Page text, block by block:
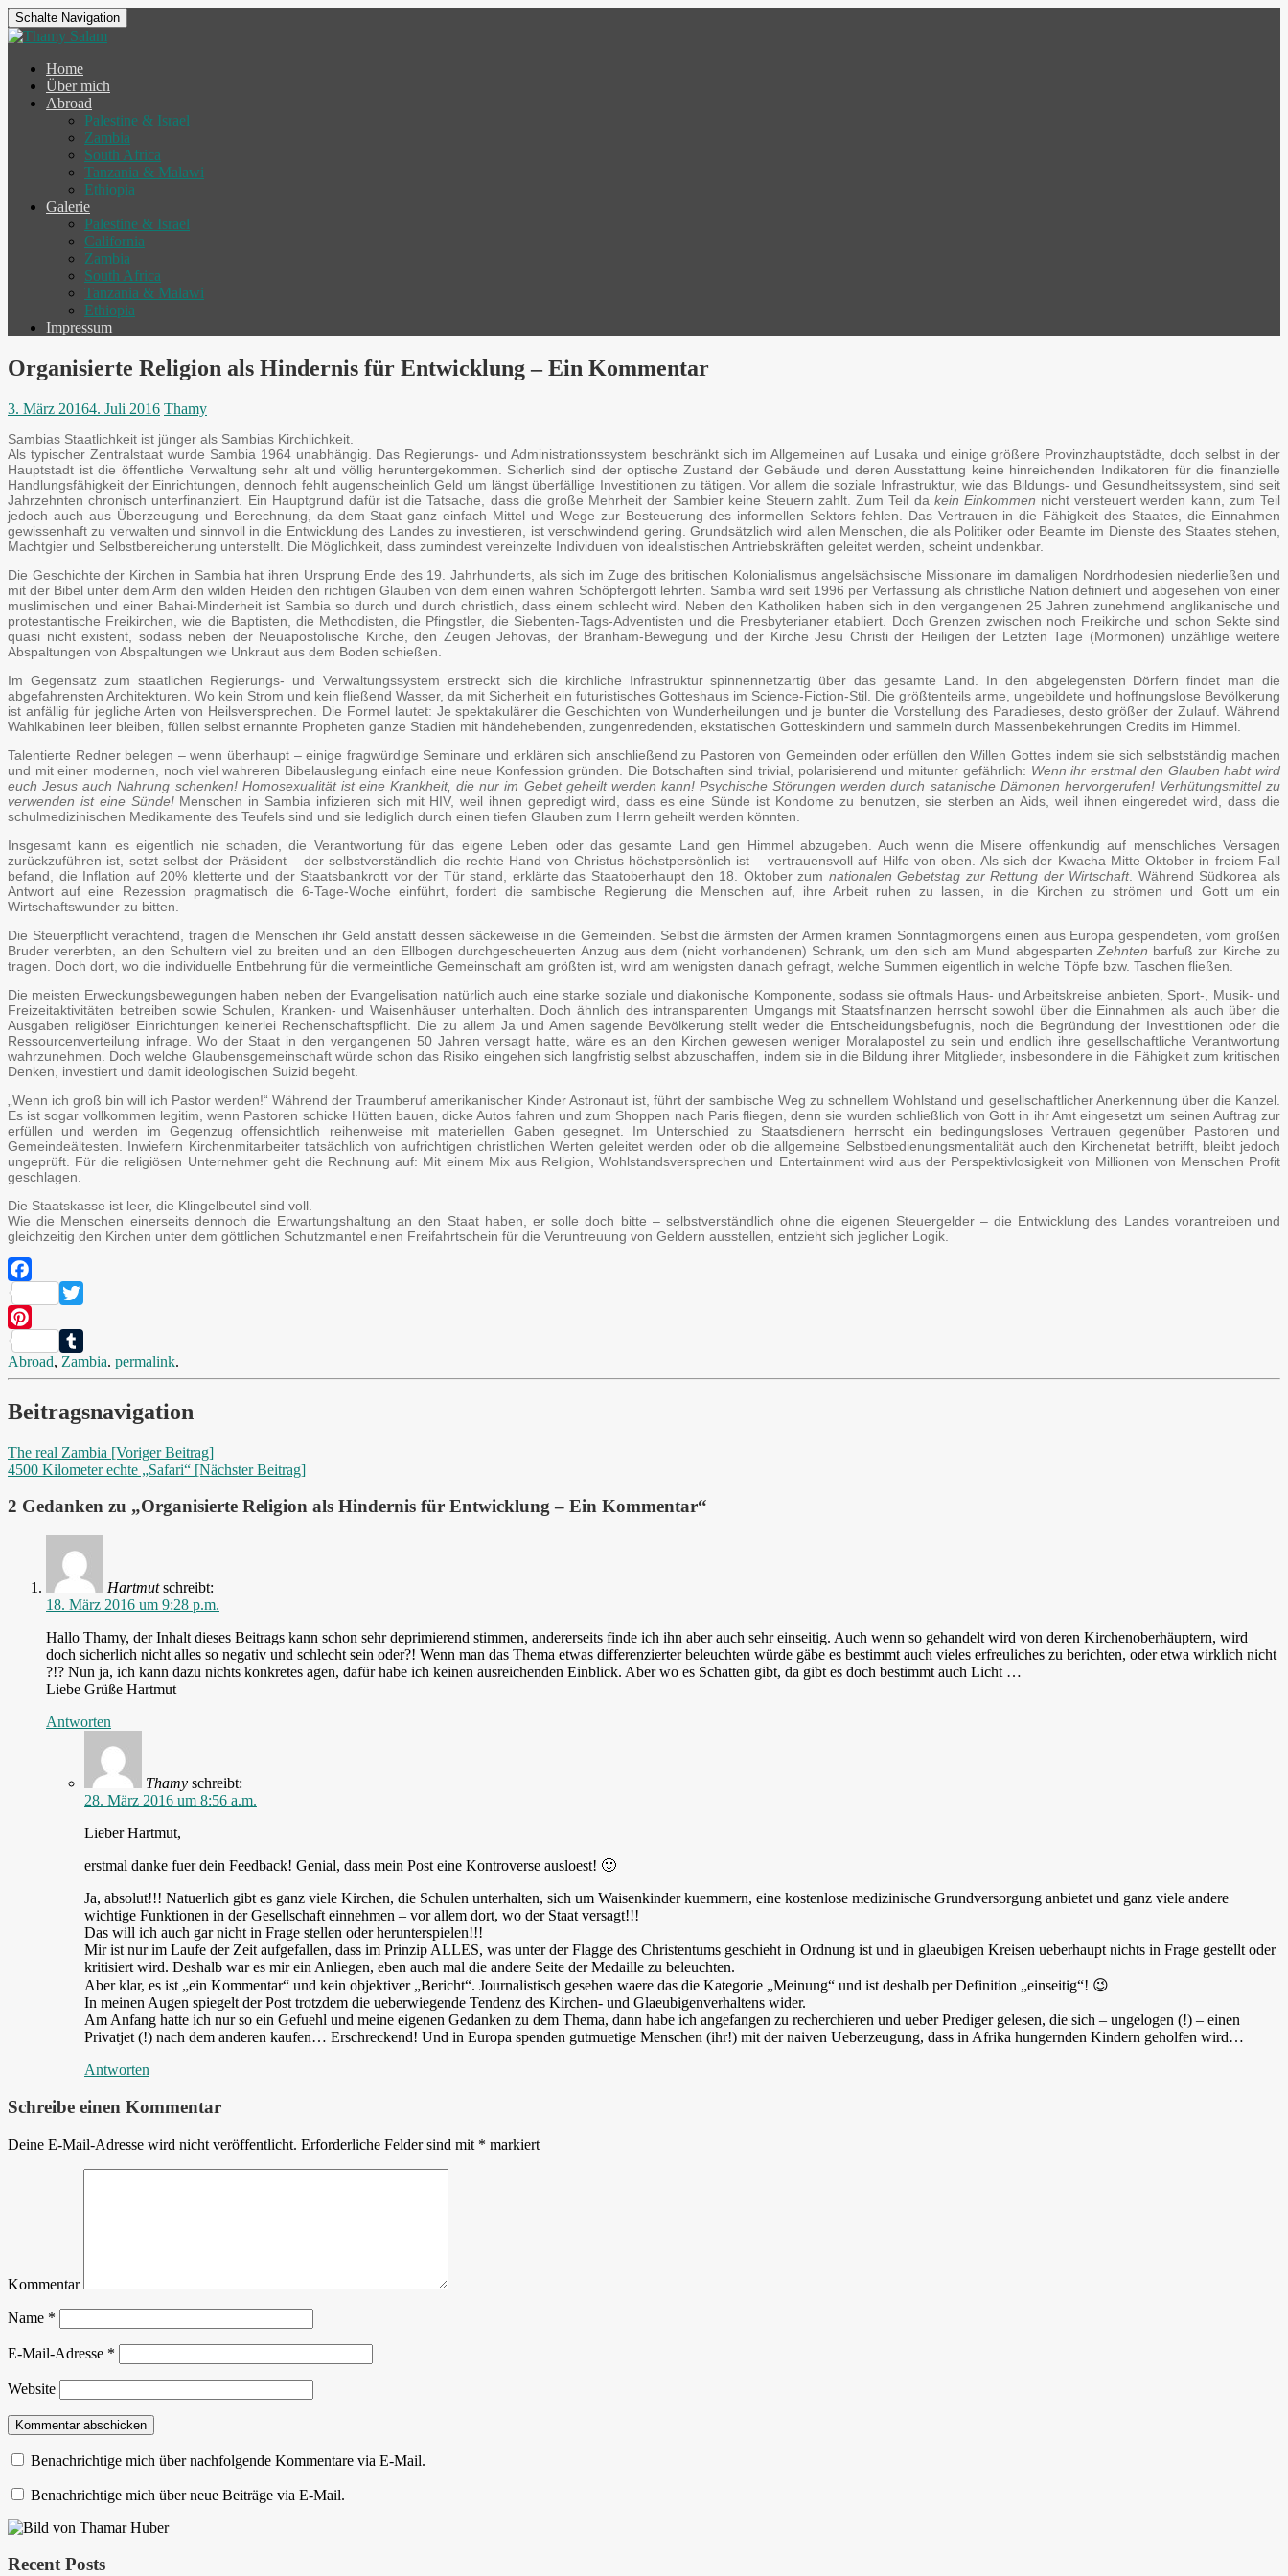
Schalte Navigation
Home
Über mich
Abroad
Palestine & Israel
Zambia
South Africa
Tanzania & Malawi
Ethiopia
Galerie
Palestine & Israel
California
Zambia
South Africa
Tanzania & Malawi
Ethiopia
Impressum
Organisierte Religion als Hindernis für Entwicklung – Ein Kommentar
3. März 20164. Juli 2016 Thamy
Sambias Staatlichkeit ist jünger als Sambias Kirchlichkeit.
Als typischer Zentralstaat wurde Sambia 1964 unabhängig. Das Regierungs- und Administrationssystem beschränkt sich im Allgemeinen auf Lusaka und einige größere Provinzhauptstädte, doch selbst in der
Hauptstadt ist die öffentliche Verwaltung sehr alt und völlig heruntergekommen. Sicherlich sind der optische Zustand der Gebäude und deren Ausstattung keine hinreichenden Indikatoren für die finanzielle
Handlungsfähigkeit der Einrichtungen, dennoch fehlt augenscheinlich Geld um längst überfällige Investitionen zu tätigen. Vor allem die soziale Infrastruktur, wie das Bildungs- und Gesundheitssystem, sind seit
Jahrzehnten chronisch unterfinanziert. Ein Hauptgrund dafür ist die Tatsache, dass die große Mehrheit der Sambier keine Steuern zahlt. Zum Teil da kein Einkommen nicht versteuert werden kann, zum Teil
jedoch auch aus Überzeugung und Berechnung, da dem Staat ganz einfach Mittel und Wege zur Besteuerung des informellen Sektors fehlen. Das Vertrauen in die Fähigkeit des Staates, die Einnahmen
gewissenhaft zu verwalten und sinnvoll in die Entwicklung des Landes zu investieren, ist verschwindend gering. Grundsätzlich wird allen Menschen, die als Politiker oder Beamte im Dienste des Staates stehen,
Machtgier und Selbstbereicherung unterstellt. Die Möglichkeit, dass zumindest vereinzelte Individuen von idealistischen Antriebskräften geleitet werden, scheint undenkbar.
Die Geschichte der Kirchen in Sambia hat ihren Ursprung Ende des 19. Jahrhunderts, als sich im Zuge des britischen Kolonialismus angelsächsische Missionare im damaligen Nordrhodesien niederließen und
mit der Bibel unter dem Arm den wilden Heiden den richtigen Glauben von dem einen wahren Schöpfergott lehrten. Sambia wird seit 1996 per Verfassung als christliche Nation definiert und abgesehen von einer
muslimischen und einer Bahai-Minderheit ist Sambia so durch und durch christlich, dass einem schlecht wird. Neben den Katholiken haben sich in den vergangenen 25 Jahren zunehmend anglikanische und
protestantische Freikirchen, wie die Baptisten, die Methodisten, die Pfingstler, die Siebenten-Tags-Adventisten und die Presbyterianer etabliert. Doch Grenzen zwischen noch Freikirche und schon Sekte sind
quasi nicht existent, sodass neben der Neuapostolische Kirche, den Zeugen Jehovas, der Branham-Bewegung und der Kirche Jesu Christi der Heiligen der Letzten Tage (Mormonen) unzählige weitere
Abspaltungen von Abspaltungen wie Unkraut aus dem Boden schießen.
Im Gegensatz zum staatlichen Regierungs- und Verwaltungssystem erstreckt sich die kirchliche Infrastruktur spinnennetzartig über das gesamte Land. In den abgelegensten Dörfern findet man die
abgefahrensten Architekturen. Wo kein Strom und kein fließend Wasser, da mit Sicherheit ein futuristisches Gotteshaus im Science-Fiction-Stil. Die größtenteils arme, ungebildete und hoffnungslose Bevölkerung
ist anfällig für jegliche Arten von Heilsversprechen. Die Formel lautet: Je spektakulärer die Geschichten von Wunderheilungen und je bunter die Vorstellung des Paradieses, desto größer der Zulauf. Während
Wahlkabinen leer bleiben, füllen selbst ernannte Propheten ganze Stadien mit händehebenden, zungenredenden, ekstatischen Gotteskindern und sammeln durch Massenbekehrungen Credits im Himmel.
Talentierte Redner belegen – wenn überhaupt – einige fragwürdige Seminare und erklären sich anschließend zu Pastoren von Gemeinden oder erfüllen den Willen Gottes indem sie sich selbstständig machen
und mit einer modernen, noch viel wahreren Bibelauslegung einfach eine neue Konfession gründen. Die Botschaften sind trivial, polarisierend und mitunter gefährlich: Wenn ihr erstmal den Glauben habt wird
euch Jesus auch Nahrung schenken! Homosexualität ist eine Krankheit, die nur im Gebet geheilt werden kann! Psychische Störungen werden durch satanische Dämonen hervorgerufen! Verhütungsmittel zu
verwenden ist eine Sünde!Menschen in Sambia infizieren sich mit HIV, weil ihnen gepredigt wird, dass es eine Sünde ist Kondome zu benutzen, sie sterben an Aids, weil ihnen eingeredet wird, dass die
schulmedizinischen Medikamente des Teufels sind und sie lediglich durch einen tiefen Glauben zum Herrn geheilt werden könnten.
Insgesamt kann es eigentlich nie schaden, die Verantwortung für das eigene Leben oder das gesamte Land gen Himmel abzugeben. Auch wenn die Misere offenkundig auf menschliches Versagen
zurückzuführen ist, setzt selbst der Präsident – der selbstverständlich die rechte Hand von Christus höchstpersönlich ist – vertrauensvoll auf Hilfe von oben. Als sich der Kwacha Mitte Oktober in freiem Fall
befand, die Inflation auf 20% kletterte und der Staatsbankrott vor der Tür stand, erklärte das Staatoberhaupt den 18. Oktober zum nationalen Gebetstag zur Rettung der Wirtschaft. Während Südkorea als
Antwort auf eine Rezession pragmatisch die 6-Tage-Woche einführt, fordert die sambische Regierung die Menschen auf, ihre Arbeit ruhen zu lassen, in die Kirchen zu strömen und Gott um ein
Wirtschaftswunder zu bitten.
Die Steuerpflicht verachtend, tragen die Menschen ihr Geld anstatt dessen säckeweise in die Gemeinden. Selbst die ärmsten der Armen kramen Sonntagmorgens einen aus Europa gespendeten, vom großen
Bruder vererbten, an den Schultern viel zu breiten und an den Ellbogen durchgescheuerten Anzug aus dem (nicht vorhandenen) Schrank, um den sich am Mund abgesparten Zehnten barfuß zur Kirche zu
tragen. Doch dort, wo die individuelle Entbehrung für die vermeintliche Gemeinschaft am größten ist, wird am wenigsten danach gefragt, welche Summen eigentlich in welche Töpfe bzw. Taschen fließen.
Die meisten Erweckungsbewegungen haben neben der Evangelisation natürlich auch eine starke soziale und diakonische Komponente, sodass sie oftmals Haus- und Arbeitskreise anbieten, Sport-, Musik- und
Freizeitaktivitäten betreiben sowie Schulen, Kranken- und Waisenhäuser unterhalten. Doch ähnlich des intransparenten Umgangs mit Staatsfinanzen herrscht sowohl über die Einnahmen als auch über die
Ausgaben religiöser Einrichtungen keinerlei Rechenschaftspflicht. Die zu allem Ja und Amen sagende Bevölkerung stellt weder die Entscheidungsbefugnis, noch die Begründung der Investitionen oder die
Ressourcenverteilung infrage. Wo der Staat in den vergangenen 50 Jahren versagt hatte, wäre es an den Kirchen gewesen weniger Moralapostel zu sein und endlich ihre gesellschaftliche Verantwortung
wahrzunehmen. Doch welche Glaubensgemeinschaft würde schon das Risiko eingehen sich langfristig selbst abzuschaffen, indem sie in die Bildung ihrer Mitglieder, insbesondere in die Fähigkeit zum kritischen
Denken, investiert und damit ideologischen Suizid begeht.
„Wenn ich groß bin will ich Pastor werden!“ Während der Traumberuf amerikanischer Kinder Astronaut ist, führt der sambische Weg zu schnellem Wohlstand und gesellschaftlicher Anerkennung über die Kanzel.
Es ist sogar vollkommen legitim, wenn Pastoren schicke Hütten bauen, dicke Autos fahren und zum Shoppen nach Paris fliegen, denn sie wurden schließlich von Gott in ihr Amt eingesetzt um seinen Auftrag zur
erfüllen und werden im Gegenzug offensichtlich reihenweise mit materiellen Gaben gesegnet. Im Unterschied zu Staatsdienern herrscht ein bedingungsloses Vertrauen gegenüber Pastoren und
Gemeindeältesten. Inwiefern Kirchenmitarbeiter tatsächlich von aufrichtigen christlichen Werten geleitet werden oder ob die allgemeine Selbstbedienungsmentalität auch den Kirchenetat betrifft, bleibt jedoch
ungeprüft. Für die religiösen Unternehmer geht die Rechnung auf: Mit einem Mix aus Religion, Wohlstandsversprechen und Entertainment wird aus der Perspektivlosigkeit von Millionen von Menschen Profit
geschlagen.
Die Staatskasse ist leer, die Klingelbeutel sind voll.
Wie die Menschen einerseits dennoch die Erwartungshaltung an den Staat haben, er solle doch bitte – selbstverständlich ohne die eigenen Steuergelder – die Entwicklung des Landes vorantreiben und
gleichzeitig den Kirchen unter dem göttlichen Schutzmantel einen Freifahrtschein für die Veruntreuung von Geldern ausstellen, entzieht sich jeglicher Logik.
Facebook
Twitter
Pinterest
Tumblr
Abroad, Zambia. permalink.
Beitragsnavigation
The real Zambia [Voriger Beitrag]
4500 Kilometer echte „Safari“ [Nächster Beitrag]
2 Gedanken zu „Organisierte Religion als Hindernis für Entwicklung – Ein Kommentar“
Hartmut schreibt:
18. März 2016 um 9:28 p.m.
Hallo Thamy, der Inhalt dieses Beitrags kann schon sehr deprimierend stimmen, andererseits finde ich ihn aber auch sehr einseitig. Auch wenn so gehandelt wird von deren Kirchenoberhäuptern, wird
doch sicherlich nicht alles so negativ und schlecht sein oder?! Wenn man das Thema etwas differenzierter beleuchten würde gäbe es bestimmt auch vieles erfreuliches zu berichten, oder etwa wirklich nicht
?!? Nun ja, ich kann dazu nichts konkretes agen, dafür habe ich keinen ausreichenden Einblick. Aber wo es Schatten gibt, da gibt es doch bestimmt auch Licht …
Liebe Grüße Hartmut
Antworten
Thamy schreibt:
28. März 2016 um 8:56 a.m.
Lieber Hartmut,
erstmal danke fuer dein Feedback! Genial, dass mein Post eine Kontroverse ausloest! 🙂
Ja, absolut!!! Natuerlich gibt es ganz viele Kirchen, die Schulen unterhalten, sich um Waisenkinder kuemmern, eine kostenlose medizinische Grundversorgung anbietet und ganz viele andere
wichtige Funktionen in der Gesellschaft einnehmen – vor allem dort, wo der Staat versagt!!!
Das will ich auch gar nicht in Frage stellen oder herunterspielen!!!
Mir ist nur im Laufe der Zeit aufgefallen, dass im Prinzip ALLES, was unter der Flagge des Christentums geschieht in Ordnung ist und in glaeubigen Kreisen ueberhaupt nichts in Frage gestellt oder
kritisiert wird. Deshalb war es mir ein Anliegen, eben auch mal die andere Seite der Medaille zu beleuchten.
Aber klar, es ist „ein Kommentar“ und kein objektiver „Bericht“. Journalistisch gesehen waere das die Kategorie „Meinung“ und ist deshalb per Definition „einseitig“! 😉
In meinen Augen spiegelt der Post trotzdem die ueberwiegende Tendenz des Kirchen- und Glaeubigenverhaltens wider.
Am Anfang hatte ich nur so ein Gefuehl und meine eigenen Gedanken zu dem Thema, dann habe ich angefangen zu recherchieren und ueber Prediger gelesen, die sich – ungelogen (!) – einen
Privatjet (!) nach dem anderen kaufen… Erschreckend! Und in Europa spenden gutmuetige Menschen (ihr!) mit der naiven Ueberzeugung, dass in Afrika hungernden Kindern geholfen wird…
Antworten
Schreibe einen Kommentar
Deine E-Mail-Adresse wird nicht veröffentlicht. Erforderliche Felder sind mit * markiert
Kommentar
Name *
E-Mail-Adresse *
Website
Benachrichtige mich über nachfolgende Kommentare via E-Mail.
Benachrichtige mich über neue Beiträge via E-Mail.
Recent Posts